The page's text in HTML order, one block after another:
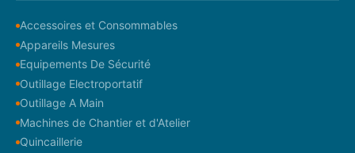
Accessoires et Consommables
Appareils Mesures
Equipements De Sécurité
Outillage Electroportatif
Outillage A Main
Machines de Chantier et d'Atelier
Quincaillerie